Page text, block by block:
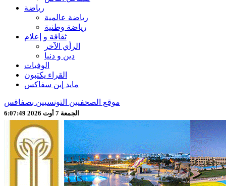
رياضة
رياضة عالمية
رياضة وطنية
ثقافة و إعلام
الرأي الآخر
دين و دنيا
الوفيات
القراء يكتبون
مايد إين سفاكس
موقع الصحفيين التونسيين بصفاقس
الجمعة 7 أوت 2026 6:07:51